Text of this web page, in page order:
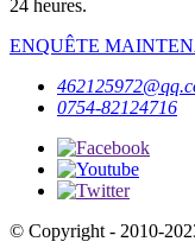
24 heures.
ENQUÊTE
0754-82124716
© Copyright - 2010-